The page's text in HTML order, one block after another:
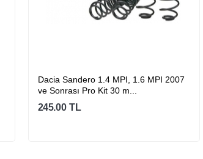
Dacia Sandero 1.4 MPI, 1.6 MPI 2007
ve Sonrası Pro Kit 30 m...
245.00 TL